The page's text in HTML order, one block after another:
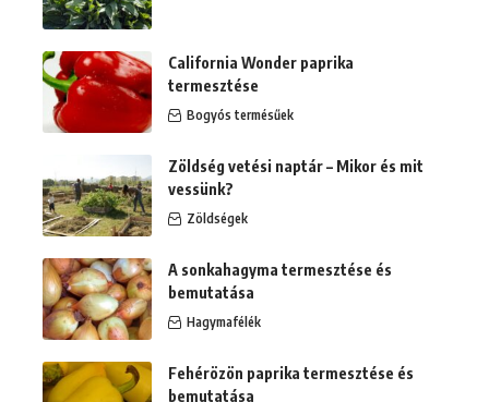
California Wonder paprika
termesztése
Bogyós termésűek
Zöldség vetési naptár – Mikor és mit
vessünk?
Zöldségek
A sonkahagyma termesztése és
bemutatása
Hagymafélék
Fehérözön paprika termesztése és
bemutatása